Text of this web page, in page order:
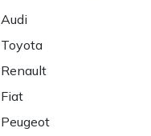
Audi
Toyota
Renault
Fiat
Peugeot